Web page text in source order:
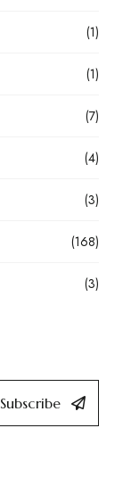
(1)
(1)
(7)
(4)
(3)
(168)
(3)
Subscribe